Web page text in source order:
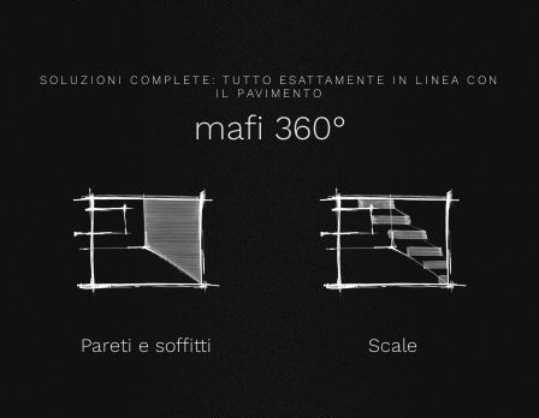
SOLUZIONI COMPLETE: TUTTO ESATTAMENTE IN LINEA CON
IL PAVIMENTO
mafi 360°
Pareti e soffitti Scale